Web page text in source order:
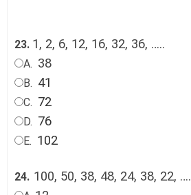
23. 1, 2, 6, 12, 16, 32, 36, …..
A. 38
B. 41
C. 72
D. 76
E. 102
24. 100, 50, 38, 48, 24, 38, 22, ….